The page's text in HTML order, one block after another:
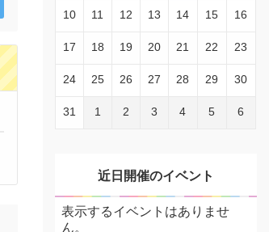
10 11 12 13 14 15 16
17 18 19 20 21 22 23
24 25 26 27 28 29 30
31 1 2 3 4 5 6
近日開催のイベント
表示するイベントはありませ
ん。